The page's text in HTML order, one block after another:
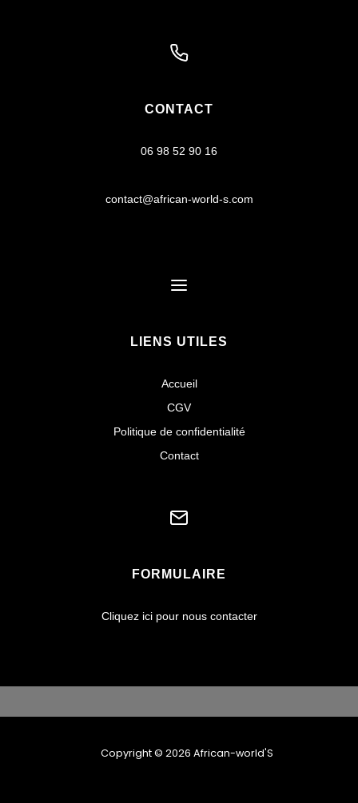
CONTACT
06 98 52 90 16
contact@african-world-s.com
LIENS UTILES
Accueil
CGV
Politique de confidentialité
Contact
FORMULAIRE
Cliquez ici pour nous contacter
Copyright © 2026 African-world'S